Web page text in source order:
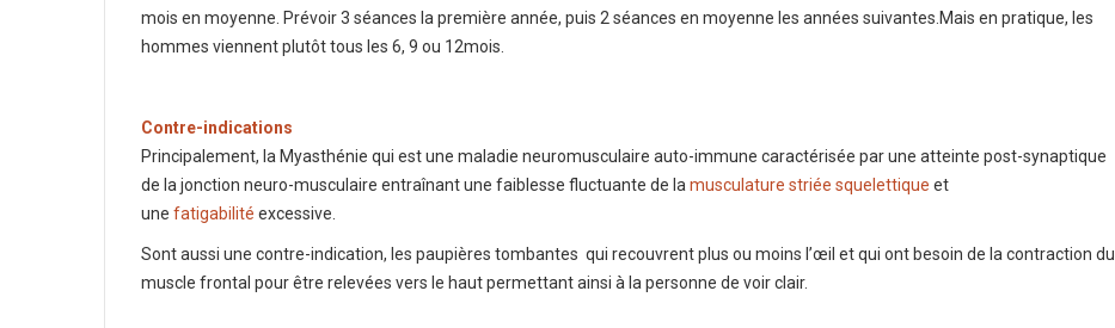
mois en moyenne. Prévoir 3 séances la première année, puis 2 séances en moyenne les années suivantes.Mais en pratique, les
hommes viennent plutôt tous les 6, 9 ou 12mois.
Contre-indications
Principalement, la Myasthénie qui est une maladie neuromusculaire auto-immune caractérisée par une atteinte post-synaptique
de la jonction neuro-musculaire entraînant une faiblesse fluctuante de la musculature striée squelettique et
une fatigabilité excessive.
Sont aussi une contre-indication, les paupières tombantes qui recouvrent plus ou moins l’œil et qui ont besoin de la contraction du
muscle frontal pour être relevées vers le haut permettant ainsi à la personne de voir clair.